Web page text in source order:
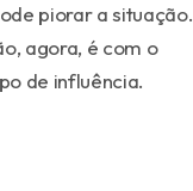
piorar a situação.
agora, é com o
de influência.